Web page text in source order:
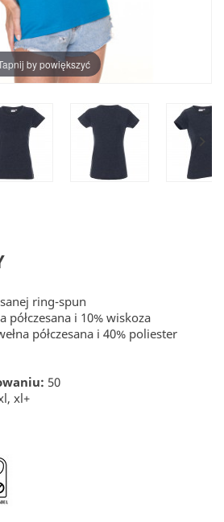
by powiększyć

ring-spun
półczesana i 10% wiskoza
półczesana i 40% poliester
50
xl+